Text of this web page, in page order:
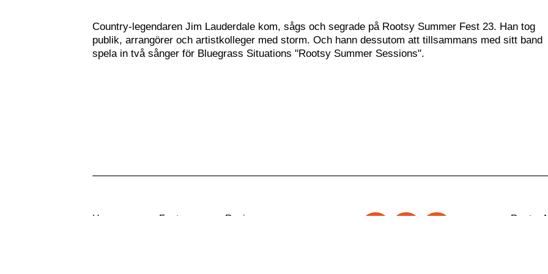
Country-legendaren Jim Lauderdale kom, sågs och segrade på Rootsy Summer Fest 23. Han tog
publik, arrangörer och artistkolleger med storm. Och hann dessutom att tillsammans med sitt band
spela in två sånger för Bluegrass Situations "Rootsy Summer Sessions".
Home
Features
Reviews
Rootsy